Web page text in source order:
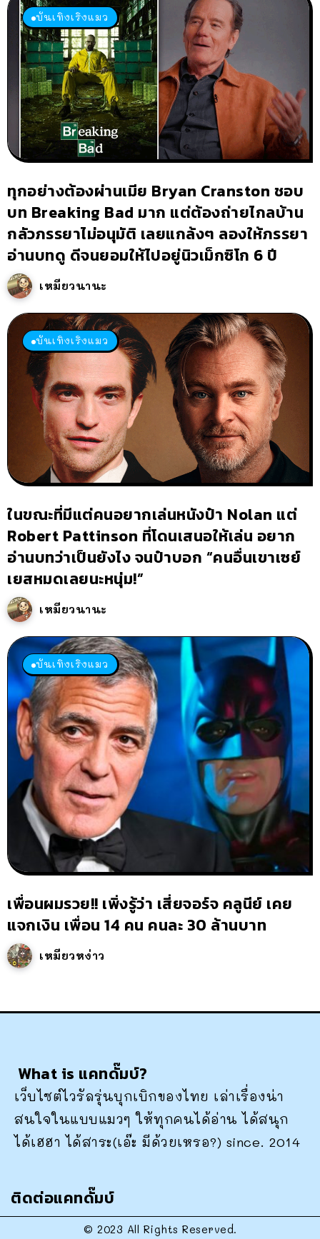
บันเทิงเริงแมว
ทุกอย่างต้องผ่านเมีย Bryan Cranston ชอบ
บท Breaking Bad มาก แต่ต้องถ่ายไกลบ้าน
กลัวภรรยาไม่อนุมัติ เลยแกล้งๆ ลองให้ภรรยา
อ่านบทดู ดีจนยอมให้ไปอยู่นิวเม็กซิโก 6 ปี
เหมียวนานะ
บันเทิงเริงแมว
ในขณะที่มีแต่คนอยากเล่นหนังป๋า Nolan แต่
Robert Pattinson ที่โดนเสนอให้เล่น อยาก
อ่านบทว่าเป็นยังไง จนป๋าบอก “คนอื่นเขาเซย์
เยสหมดเลยนะหนุ่ม!”
เหมียวนานะ
บันเทิงเริงแมว
เพื่อนผมรวย!! เพิ่งรู้ว่า เสี่ยจอร์จ คลูนีย์ เคย
แจกเงิน เพื่อน 14 คน คนละ 30 ล้านบาท
เหมียวหง่าว
What is แคทดั๊มบ์?
เว็บไซต์ไวรัลรุ่นบุกเบิกของไทย เล่าเรื่องน่า
สนใจในแบบแมวๆ ให้ทุกคนได้อ่าน ได้สนุก
ได้เฮฮา ได้สาระ(เอ๊ะ มีด้วยเหรอ?) since. 2014
ติดต่อแคทดั๊มบ์
© 2023 All Rights Reserved.